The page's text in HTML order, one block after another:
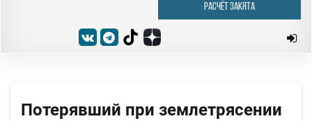
РАСЧЁТ ЗАКЯТА
Потерявший при землетрясении